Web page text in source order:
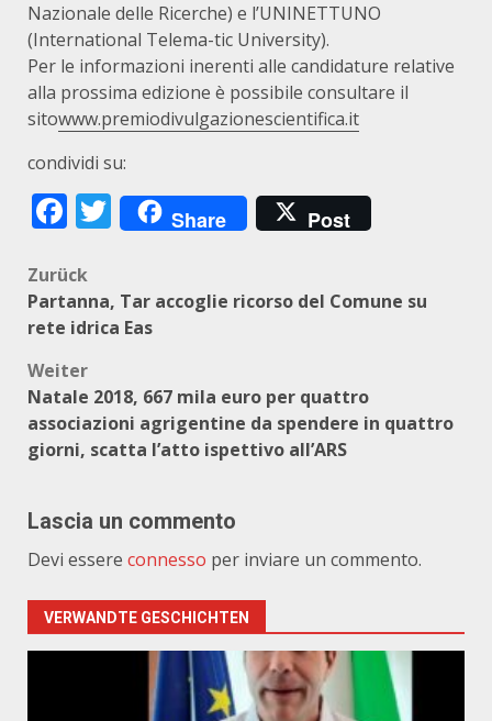
Nazionale delle Ricerche) e l’UNINETTUNO
(International Telema-tic University).
Per le informazioni inerenti alle candidature relative
alla prossima edizione è possibile consultare il
sitowww.premiodivulgazionescientifica.it
condividi su:
Facebook
Twitter
Share Post
Beitragsnavigation
Zurück
Partanna, Tar accoglie ricorso del Comune su
rete idrica Eas
Weiter
Natale 2018, 667 mila euro per quattro
associazioni agrigentine da spendere in quattro
giorni, scatta l’atto ispettivo all’ARS
Lascia un commento
Devi essere connesso per inviare un commento.
VERWANDTE GESCHICHTEN